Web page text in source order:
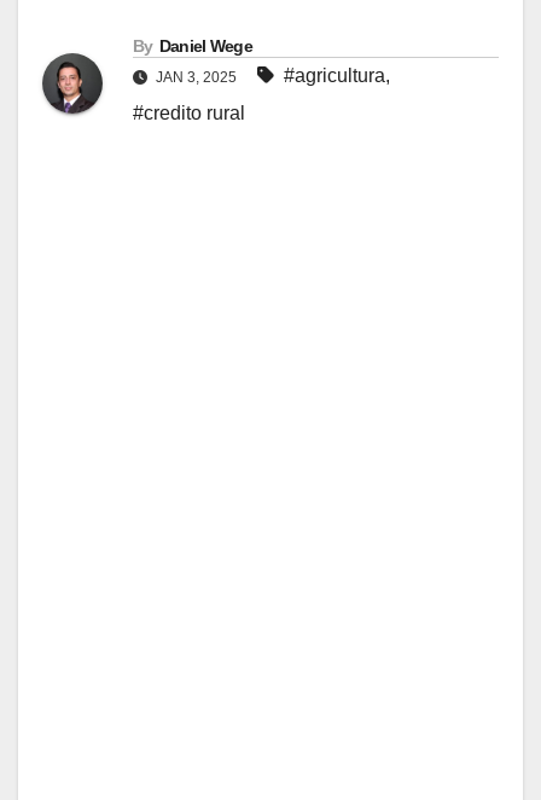
By Daniel Wege
JAN 3, 2025 #agricultura,
#credito rural